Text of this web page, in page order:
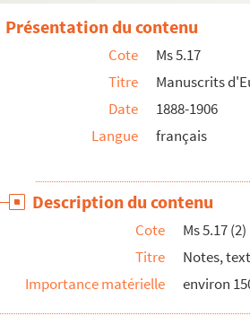
Ms 6.8. Notes de lectures de P.F. Janinet
Ms 6.9. Statutenbuch
Ms 6.10. Manuel de Dioptrique
Ms 6.11. Notes diverses de Maximilien de
Ms 6.12. Observations archéologiques
Présentation du contenu
Cote
Ms 5.17
Titre
Manuscrits
Date
1888-1906
Langue
français
Description du contenu
Cote
Ms 5.17 (2)
Titre
Notes,
Importance matérielle
environ